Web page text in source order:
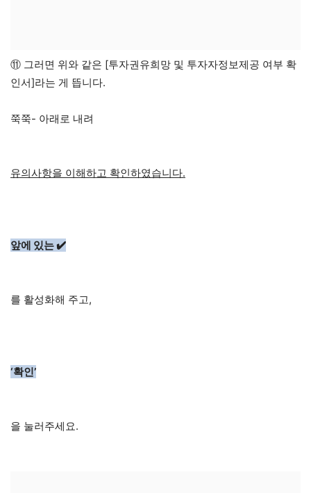
⑪ 그러면 위와 같은 [투자권유희망 및 투자자정보제공 여부 확
인서]라는 게 뜹니다.
쭉쭉- 아래로 내려
유의사항을 이해하고 확인하였습니다.
앞에 있는 ✔️
를 활성화해 주고,
‘확인’
을 눌러주세요.